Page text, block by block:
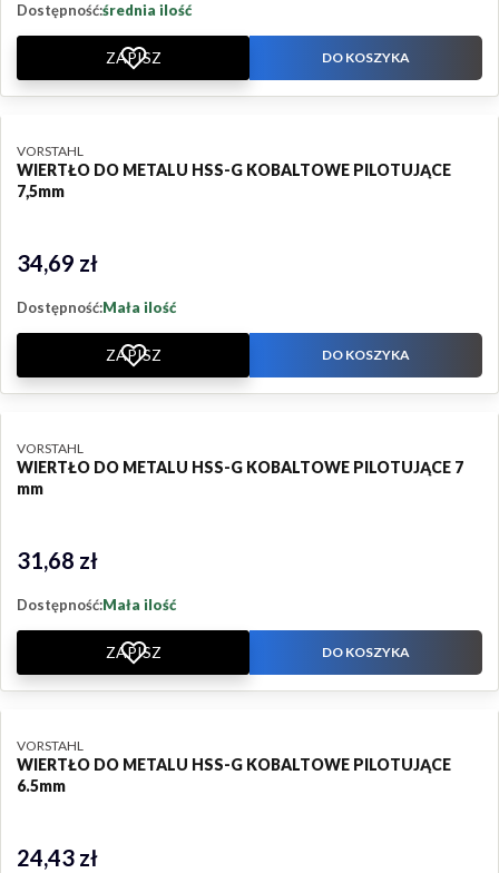
Dostępność:średnia ilość
ZAPISZ DO KOSZYKA
WIERTŁO DO METALU HSS-G KOBALTOWE PILOTUJĄCE
7,5mm
PRODUCENT
VORSTAHL
Cena
34,69 zł
Dostępność:Mała ilość
ZAPISZ DO KOSZYKA
WIERTŁO DO METALU HSS-G KOBALTOWE PILOTUJĄCE 7
mm
PRODUCENT
VORSTAHL
Cena
31,68 zł
Dostępność:Mała ilość
ZAPISZ DO KOSZYKA
WIERTŁO DO METALU HSS-G KOBALTOWE PILOTUJĄCE
6.5mm
PRODUCENT
VORSTAHL
Cena
24,43 zł